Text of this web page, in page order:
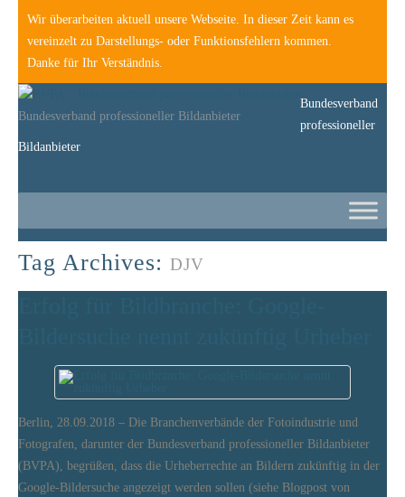
Wir überarbeiten aktuell unsere Webseite. In dieser Zeit kann es
vereinzelt zu Darstellungs- oder Funktionsfehlern kommen.
Danke für Ihr Verständnis.
Bundesverband professioneller Bildanbieter
Bundesverband
professioneller
Bildanbieter
Tag Archives: DJV
Berlin, 28.09.2018 – Die Branchenverbände der Fotoindustrie und
Fotografen, darunter der Bundesverband professioneller Bildanbieter
(BVPA), begrüßen, dass die Urheberrechte an Bildern zukünftig in der
Google-Bildersuche angezeigt werden sollen (siehe Blogpost von